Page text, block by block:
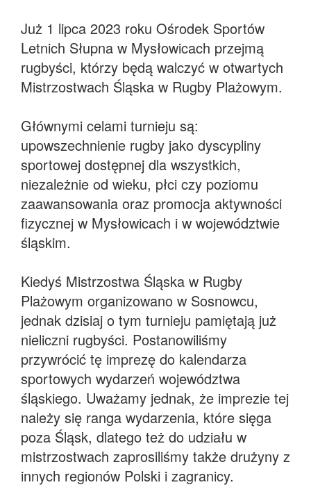
Już 1 lipca 2023 roku Ośrodek Sportów
Letnich Słupna w Mysłowicach przejmą
rugbyści, którzy będą walczyć w otwartych
Mistrzostwach Śląska w Rugby Plażowym.
Głównymi celami turnieju są:
upowszechnienie rugby jako dyscypliny
sportowej dostępnej dla wszystkich,
niezależnie od wieku, płci czy poziomu
zaawansowania oraz promocja aktywności
fizycznej w Mysłowicach i w województwie
śląskim.
Kiedyś Mistrzostwa Śląska w Rugby
Plażowym organizowano w Sosnowcu,
jednak dzisiaj o tym turnieju pamiętają już
nieliczni rugbyści. Postanowiliśmy
przywrócić tę imprezę do kalendarza
sportowych wydarzeń województwa
śląskiego. Uważamy jednak, że imprezie tej
należy się ranga wydarzenia, które sięga
poza Śląsk, dlatego też do udziału w
mistrzostwach zaprosiliśmy także drużyny z
innych regionów Polski i zagranicy.